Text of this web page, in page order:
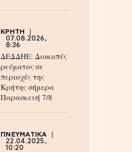
ΚΡΗΤΗ
07.08.2026,
8:36
ΔΕΔΔΗΕ: Διακοπές
ρεύματος σε
περιοχές της
Κρήτης σήμερα
Παρασκευή 7/8
ΠΝΕΥΜΑΤΙΚΑ
22.04.2025,
10:20